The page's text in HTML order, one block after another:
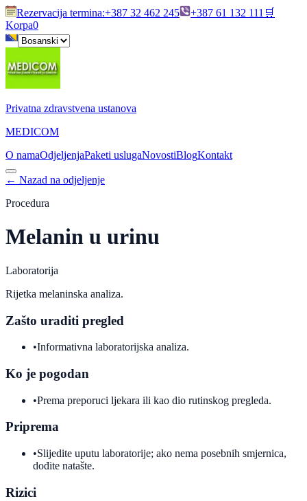
Rezervacija termina:+387 32 462 245 +387 61 132 111 🛒
Korpa0
Privatna zdravstvena ustanova
MEDICOM
O namaOdjeljenjaPaketi uslugaNovostiBlogKontakt
← Nazad na odjeljenje
Procedura
Melanin u urinu
Laboratorija
Rijetka melaninska analiza.
Zašto uraditi pregled
•Informativna laboratorijska analiza.
Ko je pogodan
•Prema preporuci ljekara ili kao dio rutinskog pregleda.
Priprema
•Slijedite uputu laboratorije; ako nema posebnih smjernica,
dođite natašte.
Rizici